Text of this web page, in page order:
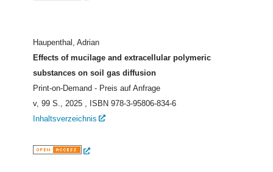
Haupenthal, Adrian
Effects of mucilage and extracellular polymeric
substances on soil gas diffusion
Print-on-Demand - Preis auf Anfrage
v, 99 S., 2025
, ISBN 978-3-95806-834-6
Inhaltsverzeichnis